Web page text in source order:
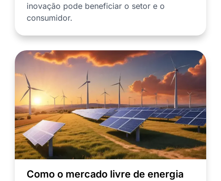
inovação pode beneficiar o setor e o
consumidor.
Como o mercado livre de energia